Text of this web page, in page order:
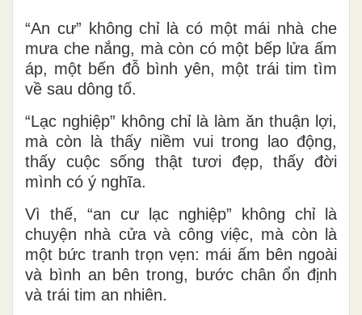
“An cư” không chỉ là có một mái nhà che
mưa che nắng, mà còn có một bếp lửa ấm
áp, một bến đỗ bình yên, một trái tim tìm
về sau dông tố.
“Lạc nghiệp” không chỉ là làm ăn thuận lợi,
mà còn là thấy niềm vui trong lao động,
thấy cuộc sống thật tươi đẹp, thấy đời
mình có ý nghĩa.
Vì thế, “an cư lạc nghiệp” không chỉ là
chuyện nhà cửa và công việc, mà còn là
một bức tranh trọn vẹn: mái ấm bên ngoài
và bình an bên trong, bước chân ổn định
và trái tim an nhiên.